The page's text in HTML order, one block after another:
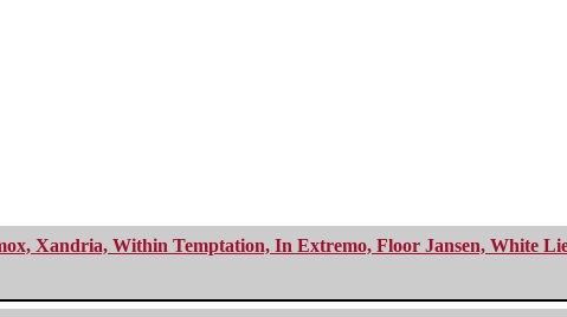
Xandria, Within Temptation, In Extremo, Floor Jansen, White